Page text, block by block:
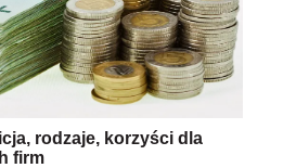
rodzaje, korzyści dla
firm